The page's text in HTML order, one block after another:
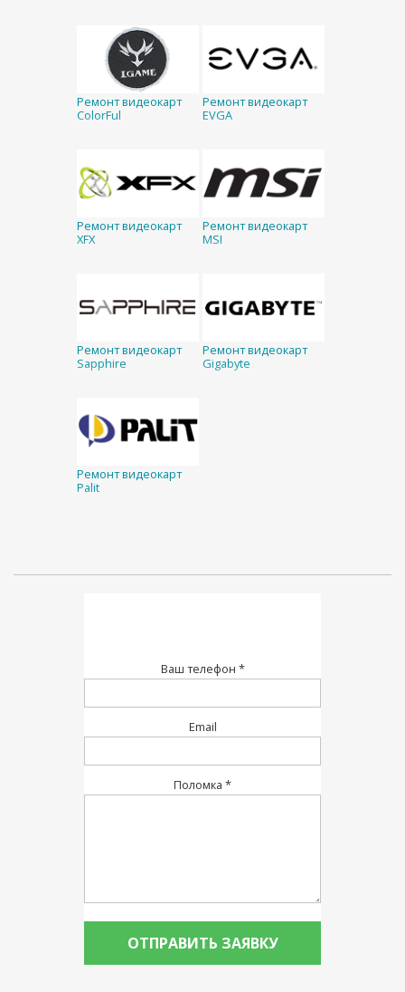
Ремонт видеокарт
ColorFul
Ремонт видеокарт
EVGA
Ремонт видеокарт
XFX
Ремонт видеокарт
MSI
Ремонт видеокарт
Sapphire
Ремонт видеокарт
Gigabyte
Ремонт видеокарт
Palit
Ваш телефон *
Email
Поломка *